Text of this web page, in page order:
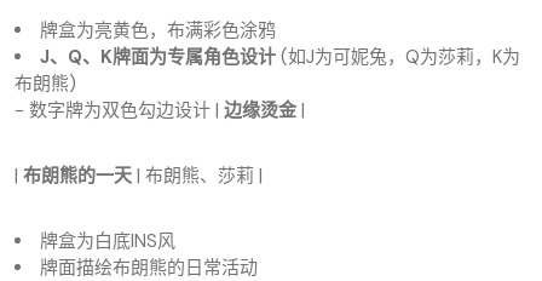
牌盒为亮黄色，布满彩色涂鸦
J、Q、K牌面为专属角色设计 (如J为可妮兔，Q为莎莉，K为
布朗熊)
- 数字牌为双色勾边设计 | 边缘烫金 |
| 布朗熊的一天 | 布朗熊、莎莉 |
牌盒为白底INS风
牌面描绘布朗熊的日常活动